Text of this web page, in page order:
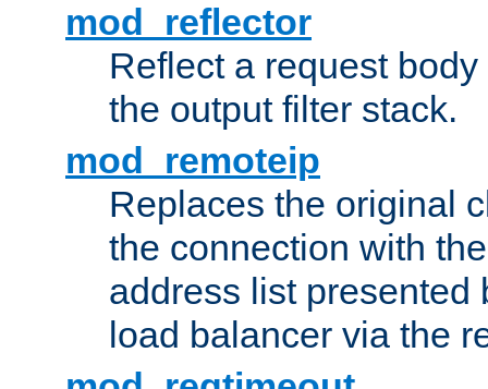
mod_reflector
Reflect a request
the output filter stack.
mod_remoteip
Replaces the original
the connection with
address list presented
load balancer via the